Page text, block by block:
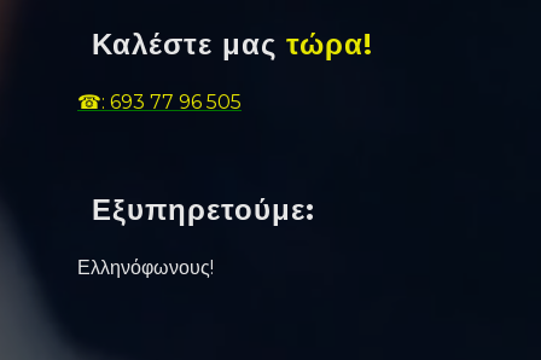
Καλέστε μας τώρα!
☎: 693 77 96 505
Εξυπηρετούμε:
Ελληνόφωνους!